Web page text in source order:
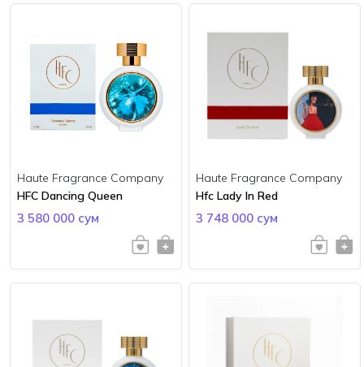
Haute Fragrance Company
HFC Dancing Queen
3 580 000 сум
Haute Fragrance Company
Hfc Lady In Red
3 748 000 сум